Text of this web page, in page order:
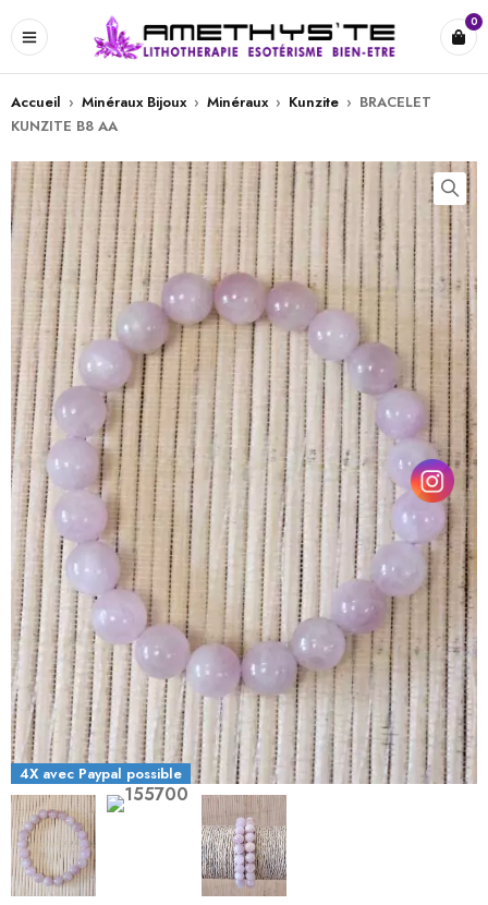
0
Accueil › Minéraux Bijoux › Minéraux › Kunzite › BRACELET
KUNZITE B8 AA
4X avec Paypal possible